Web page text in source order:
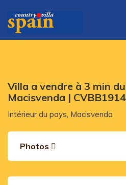
Villa a vendre à 3 min
Macisvenda | CVBB1914
Intérieur du pays, Macisvenda
Photos